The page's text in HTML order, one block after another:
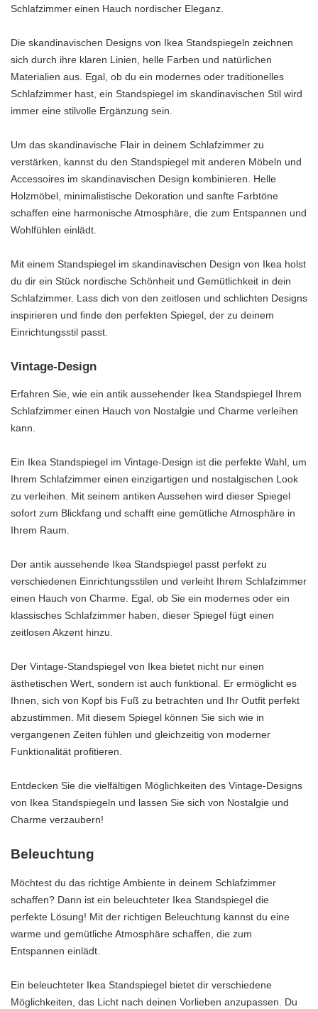
Schlafzimmer einen Hauch nordischer Eleganz.
Die skandinavischen Designs von Ikea Standspiegeln zeichnen
sich durch ihre klaren Linien, helle Farben und natürlichen
Materialien aus. Egal, ob du ein modernes oder traditionelles
Schlafzimmer hast, ein Standspiegel im skandinavischen Stil wird
immer eine stilvolle Ergänzung sein.
Um das skandinavische Flair in deinem Schlafzimmer zu
verstärken, kannst du den Standspiegel mit anderen Möbeln und
Accessoires im skandinavischen Design kombinieren. Helle
Holzmöbel, minimalistische Dekoration und sanfte Farbtöne
schaffen eine harmonische Atmosphäre, die zum Entspannen und
Wohlfühlen einlädt.
Mit einem Standspiegel im skandinavischen Design von Ikea holst
du dir ein Stück nordische Schönheit und Gemütlichkeit in dein
Schlafzimmer. Lass dich von den zeitlosen und schlichten Designs
inspirieren und finde den perfekten Spiegel, der zu deinem
Einrichtungsstil passt.
Vintage-Design
Erfahren Sie, wie ein antik aussehender Ikea Standspiegel Ihrem
Schlafzimmer einen Hauch von Nostalgie und Charme verleihen
kann.
Ein Ikea Standspiegel im Vintage-Design ist die perfekte Wahl, um
Ihrem Schlafzimmer einen einzigartigen und nostalgischen Look
zu verleihen. Mit seinem antiken Aussehen wird dieser Spiegel
sofort zum Blickfang und schafft eine gemütliche Atmosphäre in
Ihrem Raum.
Der antik aussehende Ikea Standspiegel passt perfekt zu
verschiedenen Einrichtungsstilen und verleiht Ihrem Schlafzimmer
einen Hauch von Charme. Egal, ob Sie ein modernes oder ein
klassisches Schlafzimmer haben, dieser Spiegel fügt einen
zeitlosen Akzent hinzu.
Der Vintage-Standspiegel von Ikea bietet nicht nur einen
ästhetischen Wert, sondern ist auch funktional. Er ermöglicht es
Ihnen, sich von Kopf bis Fuß zu betrachten und Ihr Outfit perfekt
abzustimmen. Mit diesem Spiegel können Sie sich wie in
vergangenen Zeiten fühlen und gleichzeitig von moderner
Funktionalität profitieren.
Entdecken Sie die vielfältigen Möglichkeiten des Vintage-Designs
von Ikea Standspiegeln und lassen Sie sich von Nostalgie und
Charme verzaubern!
Beleuchtung
Möchtest du das richtige Ambiente in deinem Schlafzimmer
schaffen? Dann ist ein beleuchteter Ikea Standspiegel die
perfekte Lösung! Mit der richtigen Beleuchtung kannst du eine
warme und gemütliche Atmosphäre schaffen, die zum
Entspannen einlädt.
Ein beleuchteter Ikea Standspiegel bietet dir verschiedene
Möglichkeiten, das Licht nach deinen Vorlieben anzupassen. Du